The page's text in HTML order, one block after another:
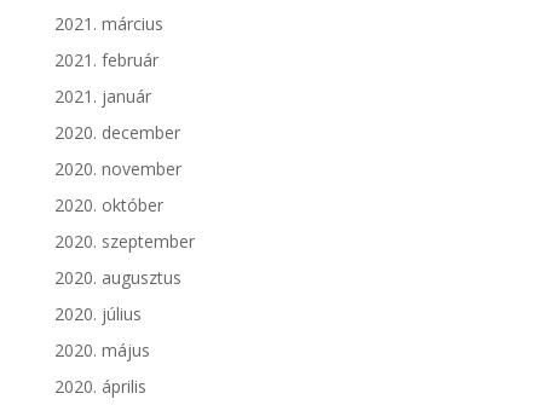
2021. március
2021. február
2021. január
2020. december
2020. november
2020. október
2020. szeptember
2020. augusztus
2020. július
2020. május
2020. április